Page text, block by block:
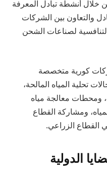
خلال أنشطة تبادل المعرفة
والتعاون بين الشركات
لصناعات الشحن
كورية متخصصة
تحلية المياه المالحة،
ومحطات معالجة مياه
ومشاركة القطاع
القطاع الزراعي.
الدولية